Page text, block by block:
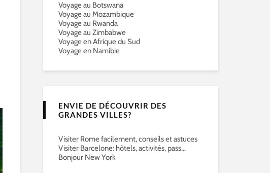
Voyage au Botswana
Voyage au Mozambique
Voyage au Rwanda
Voyage au Zimbabwe
Voyage en Afrique du Sud
Voyage en Namibie
ENVIE DE DÉCOUVRIR DES
GRANDES VILLES?
Visiter Rome facilement, conseils et astuces
Visiter Barcelone: hôtels, activités, pass…
Bonjour New York